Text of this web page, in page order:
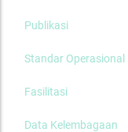
Publikasi
Standar Operasional
Fasilitasi
Data Kelembagaan